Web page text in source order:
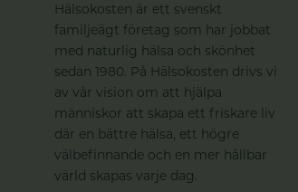
Hälsokosten är ett svenskt
familjeägt företag som har jobbat
med naturlig hälsa och skönhet
sedan 1980. På Hälsokosten drivs vi
av vår vision om att hjälpa
människor att skapa ett friskare liv
där en bättre hälsa, ett högre
välbefinnande och en mer hållbar
värld skapas varje dag.